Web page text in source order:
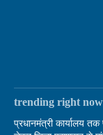
trending right now
प्रधानमंत्री कार्यालय तक